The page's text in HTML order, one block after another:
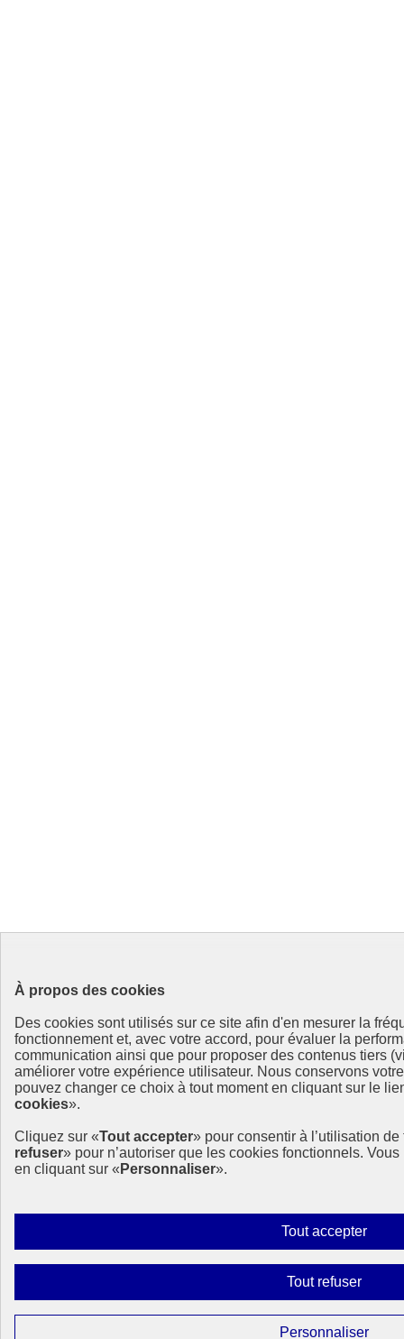
À propos des cookies
Des cookies sont utilisés sur ce site afin d'en mesurer la
fonctionnement et, avec votre accord, pour évaluer la
communication ainsi que pour proposer des contenus tiers
améliorer votre expérience utilisateur. Nous conservons
pouvez changer ce choix à tout moment en cliquant sur le
cookies».
Cliquez sur «Tout accepter» pour consentir à l’utilisation
refuser» pour n’autoriser que les cookies fonctionnels.
en cliquant sur « Personnaliser».
Tout accepter
tous
Tout refuser
tous
Personnaliser